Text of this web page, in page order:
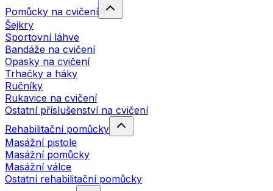
Pomůcky na cvičení
Šejkry
Sportovní láhve
Bandáže na cvičení
Opasky na cvičení
Trhačky a háky
Ručníky
Rukavice na cvičení
Ostatní příslušenství na cvičení
Rehabilitační pomůcky
Masážní pistole
Masážní pomůcky
Masážní válce
Ostatní rehabilitační pomůcky